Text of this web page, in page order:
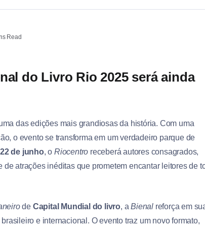
Read
do Livro Rio 2025 será ainda
das edições mais grandiosas da história. Com uma
o evento se transforma em um verdadeiro parque de
de junho, oRiocentro receberá autores consagrados,
atrações inéditas que prometem encantar leitores de
de Capital Mundial do livro, aBienal reforça em
e internacional. O evento traz um novo formato,